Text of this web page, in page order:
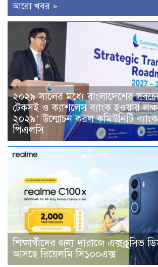
আরো খবর »
২০২৯ সালের মধ্যে বাংলাদেশের
টেকসই ও ক্যাশলেস ব্যাংক হওয়ার
২০২৯’ উন্মোচন করল কমিউনিটি
পিএলসি
শিক্ষার্থীদের জন্য দারাজে এক্সক্লুসিভ
আসছে রিয়েলমি সি১০০এক্স